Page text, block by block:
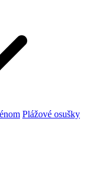
Plážové osušky